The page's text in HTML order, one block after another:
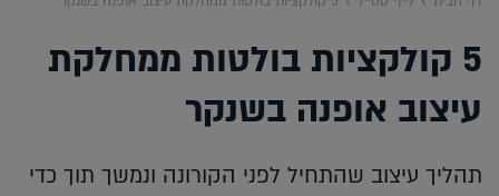
5 קולקציות בולטות ממחלקת
עיצוב אופנה בשנקר
תהליך עיצוב שהתחיל לפני הקורונה ונמשך תוך כדי